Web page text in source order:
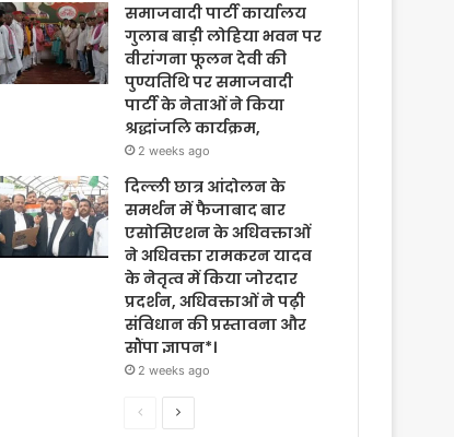
समाजवादी पार्टी कार्यालय
गुलाब बाड़ी लोहिया भवन पर
वीरांगना फूलन देवी की
पुण्यतिथि पर समाजवादी
पार्टी के नेताओं ने किया
श्रद्धांजलि कार्यक्रम,
2 weeks ago
दिल्ली छात्र आंदोलन के
समर्थन में फैजाबाद बार
एसोसिएशन के अधिवक्ताओं
ने अधिवक्ता रामकरन यादव
के नेतृत्व में किया जोरदार
प्रदर्शन, अधिवक्ताओं ने पढ़ी
संविधान की प्रस्तावना और
सौंपा ज्ञापन*।
2 weeks ago
PreviousNext